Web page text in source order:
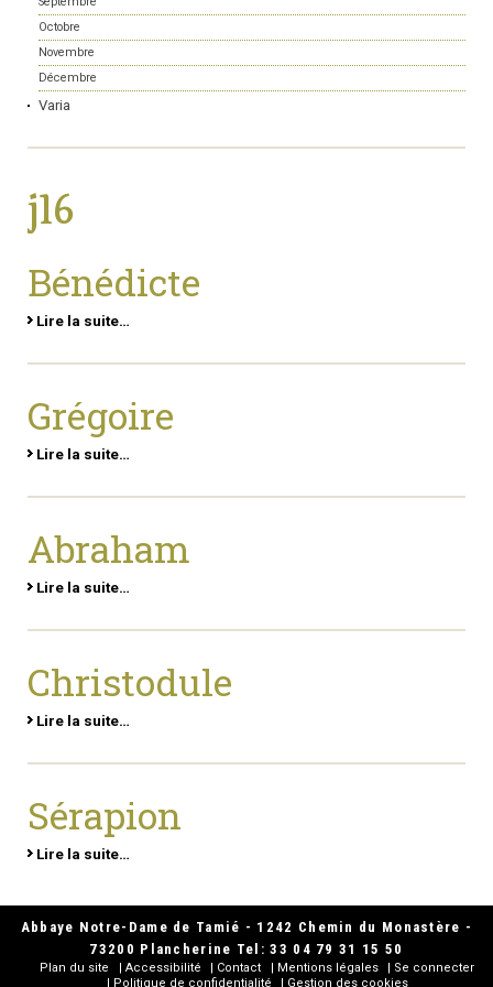
Octobre
Novembre
Décembre
Varia
j16
Bénédicte
Lire la suite…
Grégoire
Lire la suite…
Abraham
Lire la suite…
Christodule
Lire la suite…
Sérapion
Lire la suite…
Abbaye Notre-Dame de Tamié - 1242 Chemin du Monastère -
73200 Plancherine Tel: 33 04 79 31 15 50
Plan du site Accessibilité Contact Mentions légales
Se connecter
Politique de confidentialité
Gestion des cookies